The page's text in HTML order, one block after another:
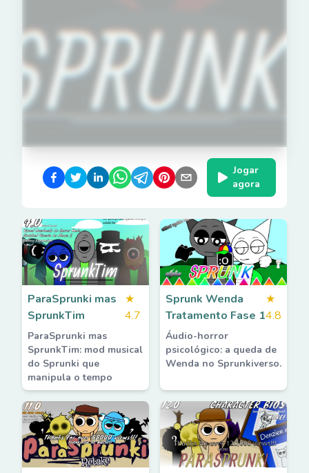
Jogar
agora
ParaSprunki mas
SprunkTim
★
4.7
ParaSprunki mas
SprunkTim: mod musical
do Sprunki que
manipula o tempo
Sprunk Wenda
Tratamento Fase 1
★
4.8
Áudio-horror
psicológico: a queda de
Wenda no Sprunkiverso.